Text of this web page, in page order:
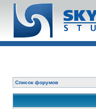
Список форумов